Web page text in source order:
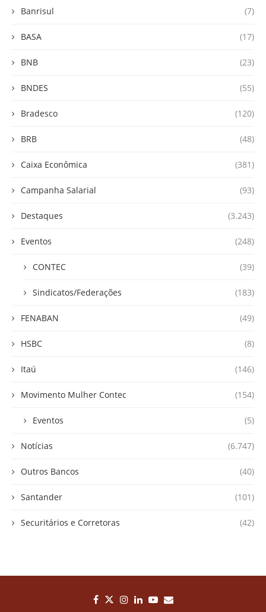
Banrisul (7)
BASA (17)
BNB (23)
BNDES (55)
Bradesco (120)
BRB (48)
Caixa Econômica (381)
Campanha Salarial (93)
Destaques (3.243)
Eventos (248)
CONTEC (39)
Sindicatos/Federações (183)
FENABAN (49)
HSBC (8)
Itaú (146)
Movimento Mulher Contec (154)
Eventos (5)
Notícias (6.747)
Outros Bancos (40)
Santander (101)
Securitários e Corretoras (42)